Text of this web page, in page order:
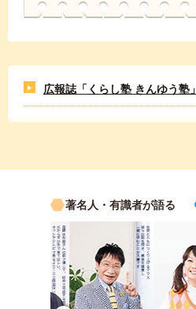
広報誌「くらし塾 きんゆう塾」
著名人・有識者が語る